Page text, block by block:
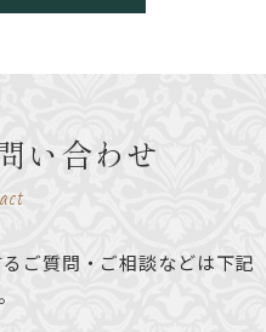
い合わせ
ご質問・ご相談などは下記